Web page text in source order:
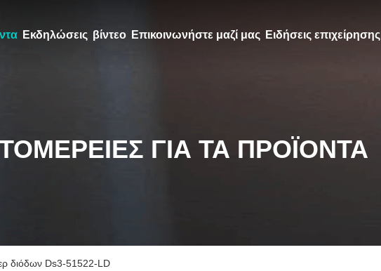
Εκδηλώσεις βίντεο Επικοινωνήστε μαζί μας Ειδήσεις επιχείρησης
ΓΙΑ ΤΑ ΠΡΟΪΌΝΤΑ
διόδων Ds3-51522-LD